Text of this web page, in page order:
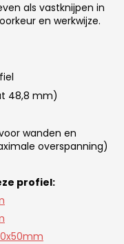
als vastknijpen in
en werkwijze.
48,8 mm)
wanden en
overspanning)
profiel: